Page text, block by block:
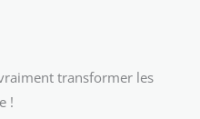
transformer les
!